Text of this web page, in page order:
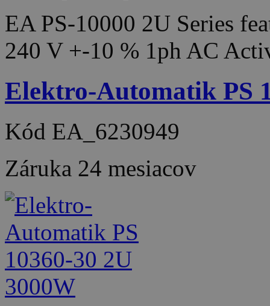
EA PS-10000 2U Series
240 V +-10 % 1ph AC
Elektro-Automatik PS
Kód EA_6230949
Záruka 24 mesiacov